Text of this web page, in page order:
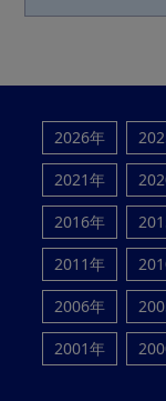
2026年
2021年
2016年
2011年
2006年
2001年